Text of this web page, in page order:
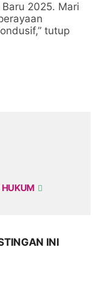
2025. Mari
tutup
HUKUM
INI